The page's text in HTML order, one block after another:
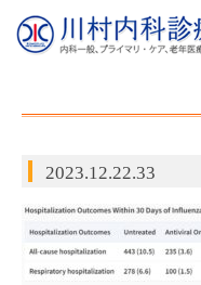
2023.12.22.33